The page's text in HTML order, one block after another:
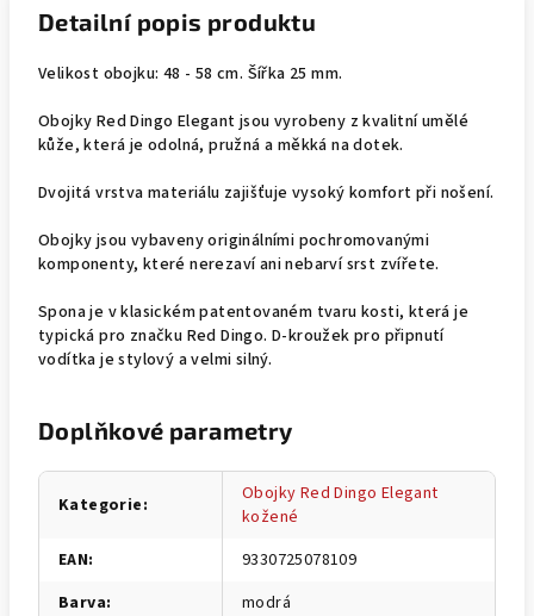
Detailní popis produktu
Velikost obojku: 48 - 58 cm. Šířka 25 mm.
Obojky Red Dingo Elegant jsou vyrobeny z kvalitní umělé
kůže, která je odolná, pružná a měkká na dotek.
Dvojitá vrstva materiálu zajišťuje vysoký komfort při nošení.
Obojky jsou vybaveny originálními pochromovanými
komponenty, které nerezaví ani nebarví srst zvířete.
Spona je v klasickém patentovaném tvaru kosti, která je
typická pro značku Red Dingo. D-kroužek pro připnutí
vodítka je stylový a velmi silný.
Doplňkové parametry
Kategorie:
Obojky Red Dingo Elegant
kožené
EAN:
9330725078109
Barva:
modrá